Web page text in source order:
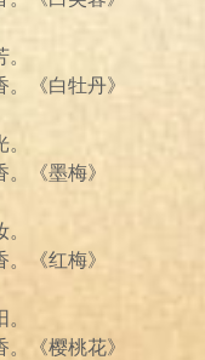
《白牡丹》
《墨梅》
《红梅》
《樱桃花》